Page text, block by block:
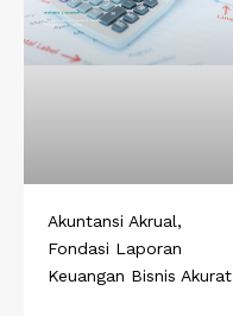
Akuntansi Akrual,
Fondasi Laporan
Keuangan Bisnis Akurat